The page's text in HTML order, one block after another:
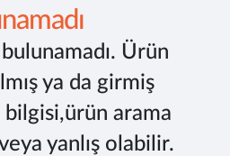
bulunamadı. Ürün
ya da girmiş
arama
yanlış olabilir.